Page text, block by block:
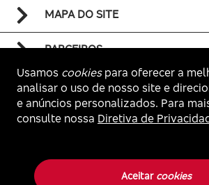
MAPA DO SITE
PARCEIROS
Voltar ao topo
Usamos cookiespara oferecer a
analisar o uso de nosso site e
e anúncios personalizados. Para
consulte nossa Diretiva de
Aceitar cookies